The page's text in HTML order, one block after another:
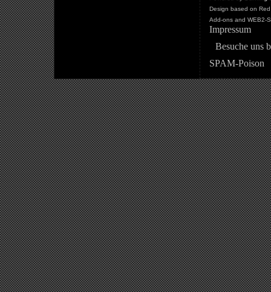
Design based on
Add-ons and WEB2-
Impressum
Besuche uns
SPAM-Poison